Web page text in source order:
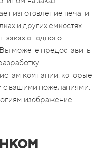
изготовление печати
и других емкостях
заказ от одного
можете предоставить
компании, которые
с вашими пожеланиями.
изображение